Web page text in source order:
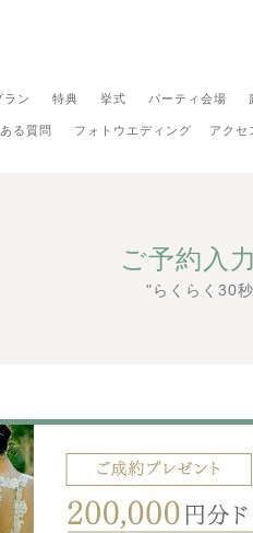
ラン 特典 挙式 パーティ会場
る質問 フォトウエディング アクセ
ご予約入
"らくらく30